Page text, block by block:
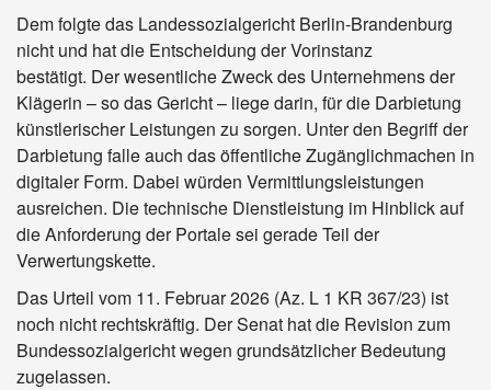
Dem folgte das Landessozialgericht Berlin-Brandenburg
nicht und hat die Entscheidung der Vorinstanz
bestätigt. Der wesentliche Zweck des Unternehmens der
Klägerin – so das Gericht – liege darin, für die Darbietung
künstlerischer Leistungen zu sorgen. Unter den Begriff der
Darbietung falle auch das öffentliche Zugänglichmachen in
digitaler Form. Dabei würden Vermittlungsleistungen
ausreichen. Die technische Dienstleistung im Hinblick auf
die Anforderung der Portale sei gerade Teil der
Verwertungskette.
Das Urteil vom 11. Februar 2026 (Az. L 1 KR 367/23) ist
noch nicht rechtskräftig. Der Senat hat die Revision zum
Bundessozialgericht wegen grundsätzlicher Bedeutung
zugelassen.